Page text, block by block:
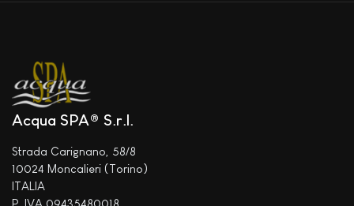
Acqua SPA® S.r.l.
Strada Carignano, 58/8
10024 Moncalieri (Torino)
ITALIA